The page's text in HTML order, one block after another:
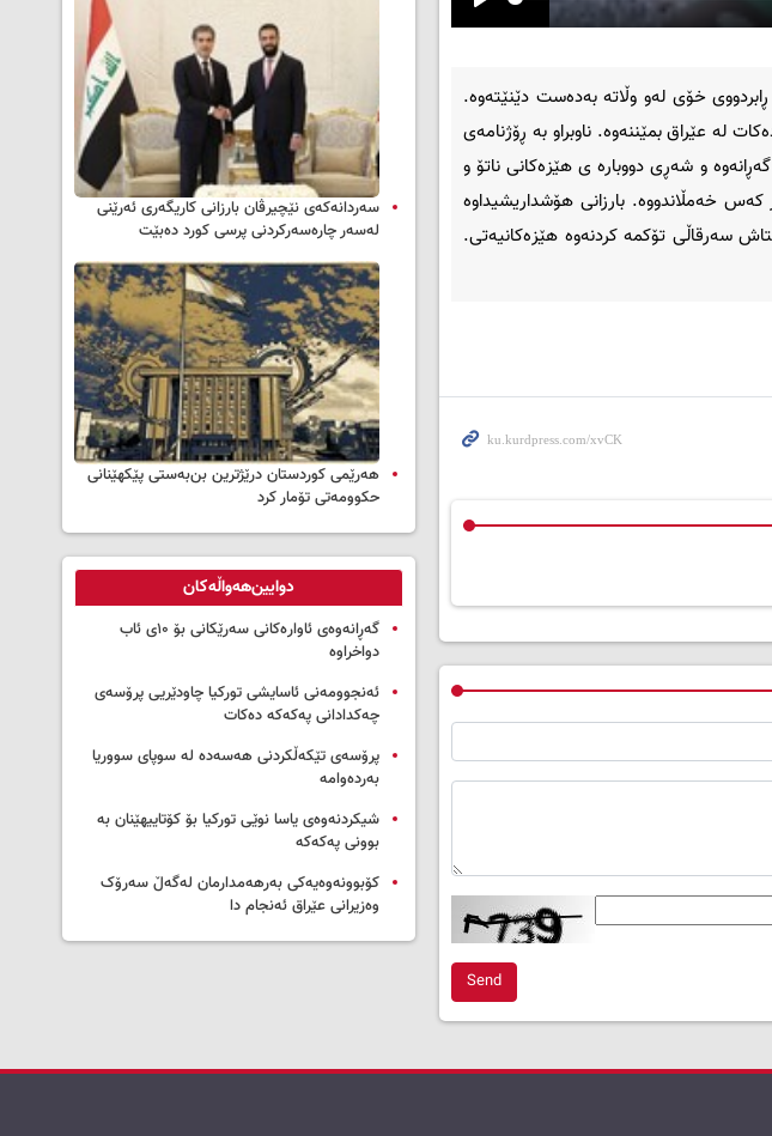
خۆی لەو وڵاتە بەدەست دێنێتەوە.
لە عێراق بمێننەوە. ناوبراو بە ڕۆژنامەی
و شەڕی دووباره ی هێزەکانی ناتۆ و
خەمڵاندووە. بارزانی هۆشداریشیداوە
سەرقاڵی تۆکمە کردنەوە هێزەکانیەتی.
Send
سه‌ردانه‌کەی نێچیرڤان بارزانی كاریگه‌ری ئه‌رێنی
له‌سه‌ر چاره‌سه‌ركردنی پرسی كورد ده‌بێت
هەرێمی کوردستان درێژترین بن‌بەستی پێکهێنانی
حکوومەتی تۆمار کرد
دوایین‌هەواڵەکان
گەڕانەوەی ئاوارەکانی سەرێکانی بۆ ۱۰ی ئاب
دواخراوە
ئەنجوومەنی ئاسایشی تورکیا چاودێریی پرۆسەی
چەکدادانی پەکەکە دەکات
پرۆسەی تێکەڵکردنی هەسەدە لە سوپای سووریا
بەردەوامە
شیکردنەوەی یاسا نوێی تورکیا بۆ کۆتاییهێنان بە
بوونی پەکەکە
کۆبوونەوەیەکی بەرهەمدارمان لەگەڵ سەرۆک
وەزیرانی عێراق ئەنجام دا